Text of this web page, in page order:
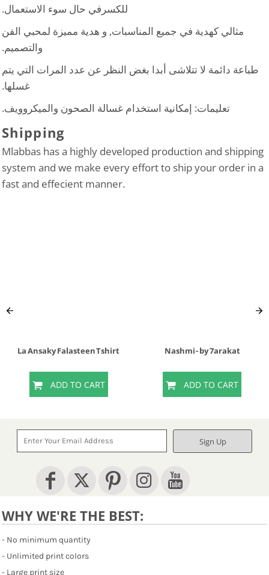
للكسرفي حال سوء الاستعمال.
مثالي كهدية في جميع المناسبات, و هدية مميزة لمحبي الفن
والتصميم.
طباعة دائمة لا تتلاشى أبدا بغض النظر عن عدد المرات التي يتم
غسلها.
تعليمات: إمكانية استخدام غسالة الصحون والميكروويف.
Shipping
Mlabbas has a highly developed production and shipping
system and we make every effort to ship your order in a
fast and effecient manner.
La Ansaky Falasteen Tshirt
ADD TO CART
Nashmi - by 7arakat
ADD TO CART
Sign Up
WHY WE'RE THE BEST:
- No minimum quantity
- Unlimited print colors
- Large print size